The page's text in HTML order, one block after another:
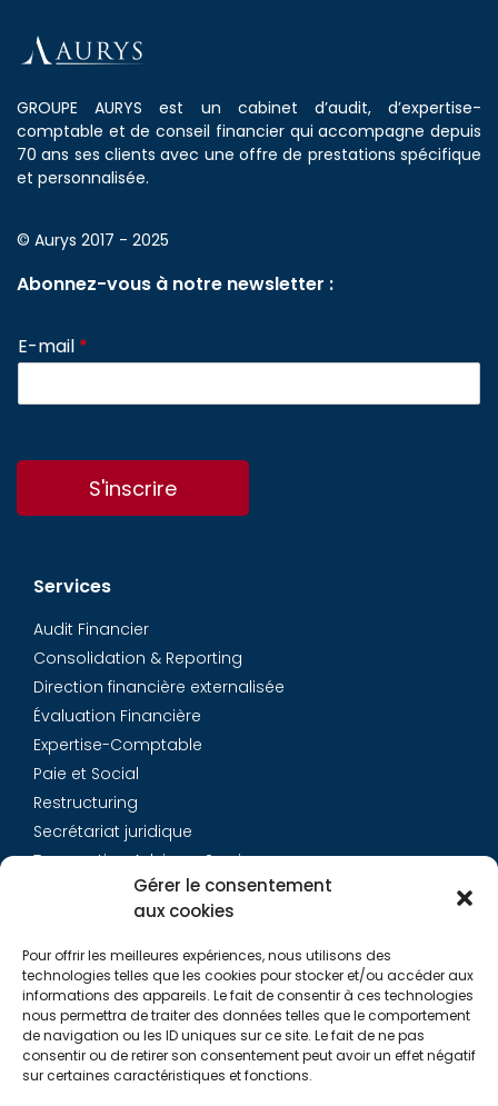
Gérer le consentement
aux cookies
Pour offrir les meilleures expériences, nous utilisons des
technologies telles que les cookies pour stocker et/ou accéder aux
informations des appareils. Le fait de consentir à ces technologies
nous permettra de traiter des données telles que le comportement
de navigation ou les ID uniques sur ce site. Le fait de ne pas
consentir ou de retirer son consentement peut avoir un effet négatif
sur certaines caractéristiques et fonctions.
GROUPE AURYS est un cabinet d’audit, d’expertise-
comptable et de conseil financier qui accompagne depuis
70 ans ses clients avec une offre de prestations spécifique
et personnalisée.
© Aurys 2017 - 2025
Abonnez-vous à notre newsletter :
E-mail *
S'inscrire
Services
Audit Financier
Consolidation & Reporting
Direction financière externalisée
Évaluation Financière
Expertise-Comptable
Paie et Social
Restructuring
Secrétariat juridique
Transaction Advisory Services
Équipe
Carrières
Contact
Liens utiles